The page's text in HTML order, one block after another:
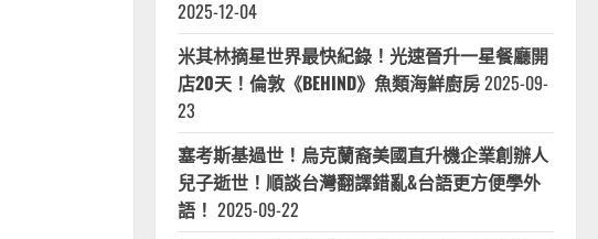
2025-12-04
米其林摘星世界最快紀錄！光速晉升一星餐廳開
店20天！倫敦《BEHIND》魚類海鮮廚房2025-09-
23
塞考斯基過世！烏克蘭裔美國直升機企業創辦人
兒子逝世！順談台灣翻譯錯亂&台語更方便學外
語！ 2025-09-22